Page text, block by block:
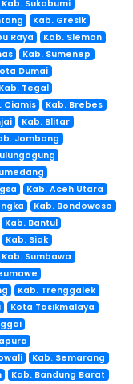
Kab. Sukabumi
Kab. Gresik
Raya
Kab. Sleman
Kab. Sumenep
Dumai
Kab. Tegal
Ciamis
Kab. Brebes
Kab. Blitar
Jombang
Kab. Aceh Utara
Kab. Bondowoso
Kab. Bantul
Kab. Siak
Kab. Sumbawa
Kab. Trenggalek
Kota Tasikmalaya
Kab. Semarang
Kab. Bandung Barat